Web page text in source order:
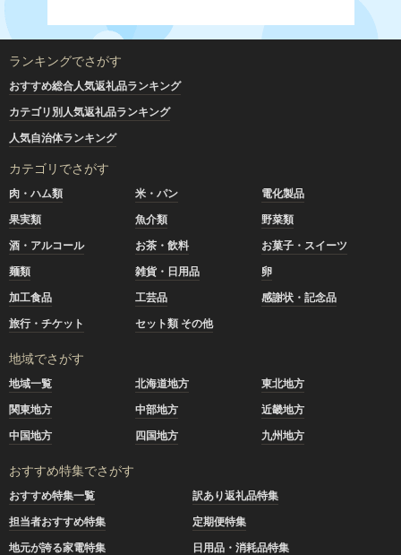
ランキングでさがす
おすすめ総合人気返礼品ランキング
カテゴリ別人気返礼品ランキング
人気自治体ランキング
カテゴリでさがす
肉・ハム類 米・パン
電化製品
果実類
魚介類
野菜類
酒・アルコール
お茶・飲料
お菓子・スイーツ
麺類
雑貨・日用品
卵
加工食品
工芸品
感謝状・記念品
旅行・チケット
セット類 その他
地域でさがす
地域一覧 北海道地方
東北地方
関東地方
中部地方
近畿地方
中国地方
四国地方 九州地方
おすすめ特集でさがす
おすすめ特集一覧
訳あり返礼品特集
担当者おすすめ特集
定期便特集
地元が誇る家電特集
日用品・消耗品特集